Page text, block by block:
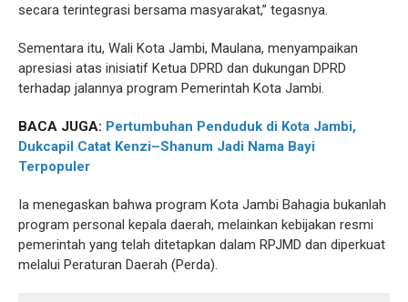
secara terintegrasi bersama masyarakat,” tegasnya.
Sementara itu, Wali Kota Jambi, Maulana, menyampaikan
apresiasi atas inisiatif Ketua DPRD dan dukungan DPRD
terhadap jalannya program Pemerintah Kota Jambi.
BACA JUGA: Pertumbuhan Penduduk di Kota Jambi,
Dukcapil Catat Kenzi–Shanum Jadi Nama Bayi
Terpopuler
Ia menegaskan bahwa program Kota Jambi Bahagia bukanlah
program personal kepala daerah, melainkan kebijakan resmi
pemerintah yang telah ditetapkan dalam RPJMD dan diperkuat
melalui Peraturan Daerah (Perda).